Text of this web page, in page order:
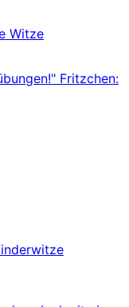
Witze
Fritzchen: